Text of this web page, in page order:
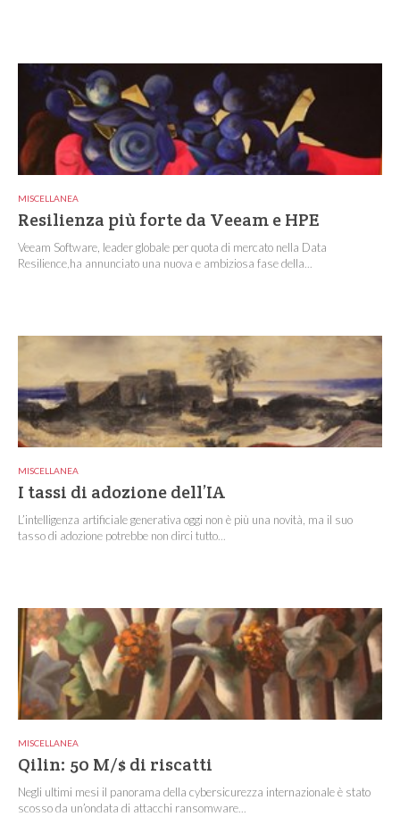
MISCELLANEA
Resilienza più forte da Veeam e HPE
Veeam Software, leader globale per quota di mercato nella Data
Resilience,ha annunciato una nuova e ambiziosa fase della...
MISCELLANEA
I tassi di adozione dell’IA
L’intelligenza artificiale generativa oggi non è più una novità, ma il suo
tasso di adozione potrebbe non dirci tutto...
MISCELLANEA
Qilin: 50 M/$ di riscatti
Negli ultimi mesi il panorama della cybersicurezza internazionale è stato
scosso da un’ondata di attacchi ransomware...